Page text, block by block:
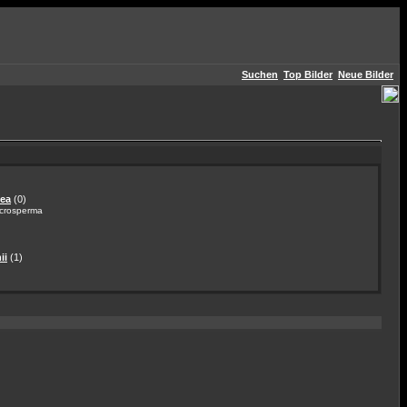
Suchen Top Bilder Neue Bilder
(0)
(1)